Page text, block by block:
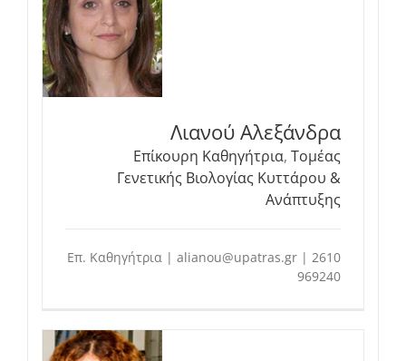
Λιανού Αλεξάνδρα
Επίκουρη Καθηγήτρια, Τομέας
Γενετικής Βιολογίας Κυττάρου &
Ανάπτυξης
Επ. Καθηγήτρια | alianou@upatras.gr | 2610
969240